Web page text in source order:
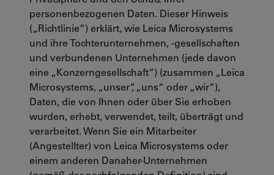
personenbezogenen Daten. Dieser Hinweis
(„Richtlinie“) erklärt, wie Leica Microsystems
und ihre Tochterunternehmen, -gesellschaften
und verbundenen Unternehmen (jede davon
eine „Konzerngesellschaft“) (zusammen „Leica
Microsystems, „unser“, „uns“ oder „wir“),
Daten, die von Ihnen oder über Sie erhoben
wurden, erhebt, verwendet, teilt, überträgt und
verarbeitet. Wenn Sie ein Mitarbeiter
(Angestellter) von Leica Microsystems oder
einem anderen Danaher-Unternehmen